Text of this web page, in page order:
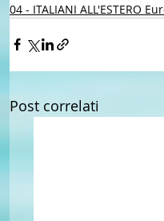
04 - ITALIANI ALL'ESTERO
Post correlati